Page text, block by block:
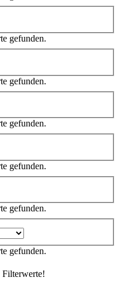
gefunden.
gefunden.
gefunden.
gefunden.
gefunden.
gefunden.
Filterwerte!